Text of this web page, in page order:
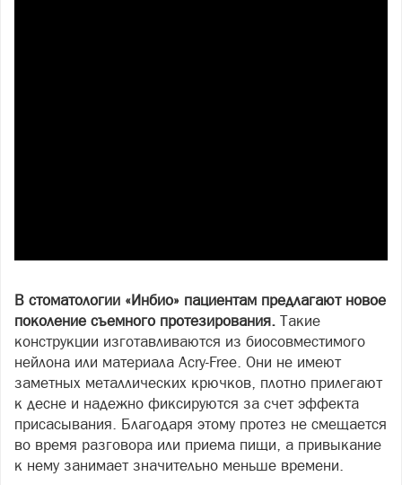
В стоматологии «Инбио» пациентам предлагают новое
поколение съемного протезирования. Такие
конструкции изготавливаются из биосовместимого
нейлона или материала Acry-Free. Они не имеют
заметных металлических крючков, плотно прилегают
к десне и надежно фиксируются за счет эффекта
присасывания. Благодаря этому протез не смещается
во время разговора или приема пищи, а привыкание
к нему занимает значительно меньше времени.